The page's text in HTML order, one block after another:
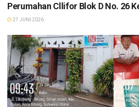
Perumahan Cllifor Blok D No. 26
27 JUNI 2026